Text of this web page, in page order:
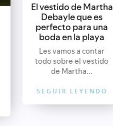
El vestido de Martha
Debayle que es
perfecto para una
boda en la playa
Les vamos a contar
todo sobre el vestido
de Martha...
SEGUIR LEYENDO